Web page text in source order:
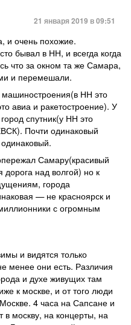
21 января 2019 в 09:51
и очень похожие.
бывал в НН, и всегда когда
что за окном та же Самара,
и перемешали.
НН это
авиа и ракетостроение). У
спутник(у НН это
Почти одинаковый
Самару(красивый
дорога над волгой) но к
города
— не красноярск и
с огромным
и видятся только
менее они есть. Различия
и духе живущих там
к москве, и от того люди
4 часа на Сапсане и
в москву, на концерты, на